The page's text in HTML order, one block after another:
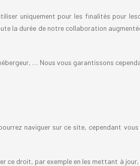
uniquement pour les finalités pour
la durée de notre collaboration
… Nous vous garantissons
naviguer sur ce site, cependant vous
ce droit, par exemple en les mettant à